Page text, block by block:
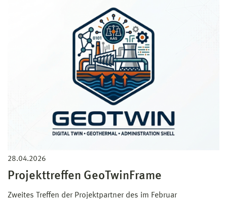
28.04.2026
Projekttreffen GeoTwinFrame
Zweites Treffen der Projektpartner des im Februar